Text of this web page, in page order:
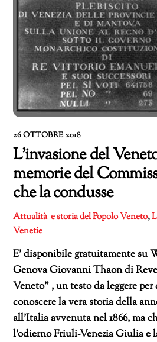
26 OTTOBRE 2018
L’invasione del
memorie del
che la condusse
Attualità e storia del Popolo Veneto,
Venetie
E’ disponibile gratuitamente su
Genova Giovanni Thaon di
Veneto” , un testo da leggere
conoscere la vera storia della
all’Italia avvenuta nel 1866, ma
l’odierno Friuli-Venezia Giulia